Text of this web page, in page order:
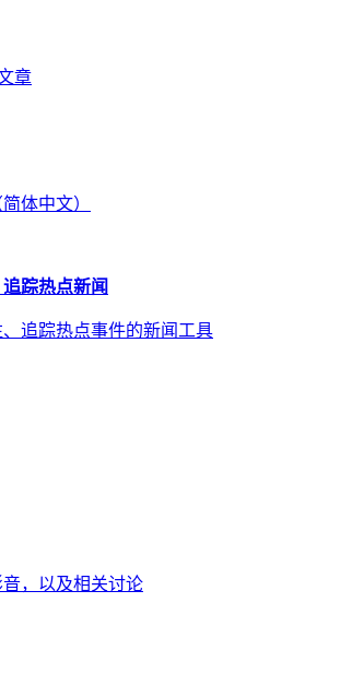
章
体中文）
踪热点新闻
、追踪热点事件的新闻工具
，以及相关讨论